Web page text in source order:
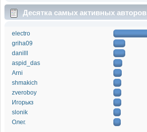
Десятка самых активных авторов
electro
griha09
danilll
aspid_das
Arni
shmakich
zveroboy
Игорькз
slonik
Олег.